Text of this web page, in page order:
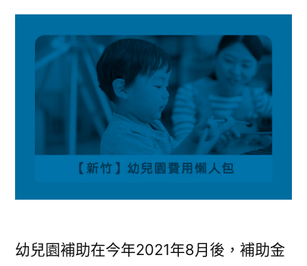
幼兒園補助在今年2021年8月後，補助金